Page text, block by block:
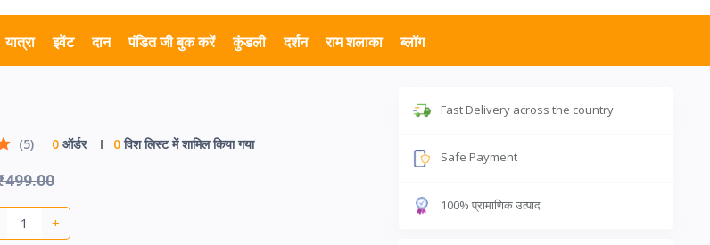
यात्रा इवेंट दान पंडित जी बुक करें कुंडली दर्शन राम शलाका ब्लॉग
(5) 0ऑर्डर 0विश लिस्ट में शामिल किया गया
+
Fast Delivery across the country
Safe Payment
100% प्रामाणिक उत्पाद